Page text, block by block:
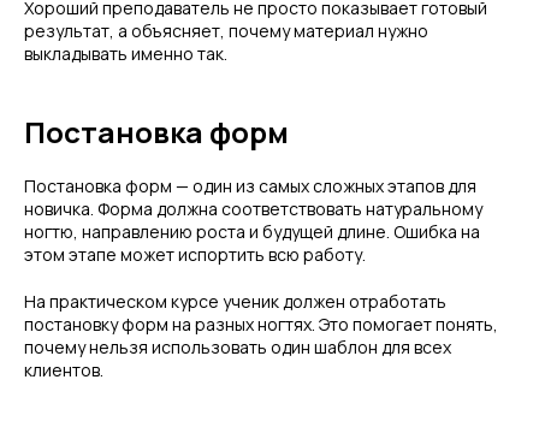
Хороший преподаватель не просто показывает готовый
результат, а объясняет, почему материал нужно
выкладывать именно так.
Постановка форм
Постановка форм — один из самых сложных этапов для
новичка. Форма должна соответствовать натуральному
ногтю, направлению роста и будущей длине. Ошибка на
этом этапе может испортить всю работу.
На практическом курсе ученик должен отработать
постановку форм на разных ногтях. Это помогает понять,
почему нельзя использовать один шаблон для всех
клиентов.